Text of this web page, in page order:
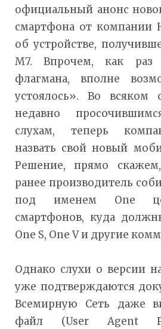
официальный анонс
смартфона от компании
об устройстве,
M7. Впрочем, как
флагмана, вполне
устоялось». Во всяком
недавно
слухам, теперь
назвать свой новый
Решение, прямо
ранее производитель
под именем One
смартфонов, куда
One S, One V и другие
Однако слухи о версии
уже подтверждаются
Всемирную Сеть даже
файл (User Agent